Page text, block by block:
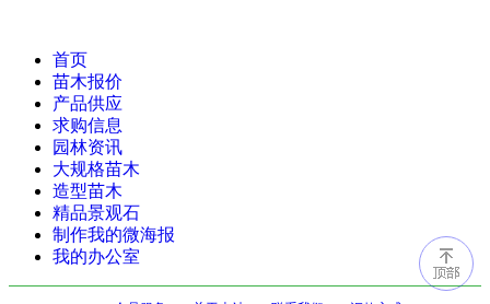
首页
苗木报价
产品供应
求购信息
园林资讯
大规格苗木
造型苗木
精品景观石
制作我的微海报
我的办公室